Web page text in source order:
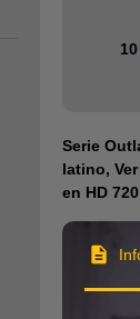
10
Serie
latino,
en HD